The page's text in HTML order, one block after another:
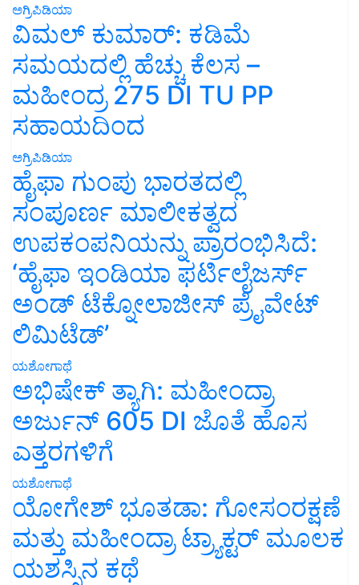
ಅಗ್ರಿಪಿಡಿಯಾ
ವಿಮಲ್ ಕುಮಾರ್: ಕಡಿಮೆ
ಸಮಯದಲ್ಲಿ ಹೆಚ್ಚು ಕೆಲಸ –
ಮಹೀಂದ್ರ 275 DI TU PP
ಸಹಾಯದಿಂದ
ಅಗ್ರಿಪಿಡಿಯಾ
ಹೈಫಾ ಗುಂಪು ಭಾರತದಲ್ಲಿ
ಸಂಪೂರ್ಣ ಮಾಲೀಕತ್ವದ
ಉಪಕಂಪನಿಯನ್ನು ಪ್ರಾರಂಭಿಸಿದೆ:
‘ಹೈಫಾ ಇಂಡಿಯಾ ಫರ್ಟಿಲೈಜರ್ಸ್
ಅಂಡ್ ಟೆಕ್ನೋಲಾಜೀಸ್ ಪ್ರೈವೇಟ್
ಲಿಮಿಟೆಡ್’
ಯಶೋಗಾಥೆ
ಅಭಿಷೇಕ್ ತ್ಯಾಗಿ: ಮಹೀಂದ್ರಾ
ಅರ್ಜುನ್ 605 DI ಜೊತೆ ಹೊಸ
ಎತ್ತರಗಳಿಗೆ
ಯಶೋಗಾಥೆ
ಯೋಗೇಶ್ ಭೂತಡಾ: ಗೋಸಂರಕ್ಷಣೆ
ಮತ್ತು ಮಹೀಂದ್ರಾ ಟ್ರ್ಯಾಕ್ಟರ್ ಮೂಲಕ
ಯಶಸ್ಸಿನ ಕಥೆ